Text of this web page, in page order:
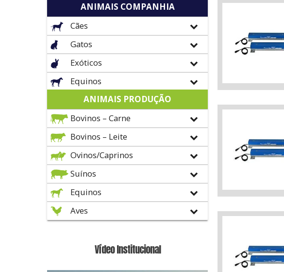
ANIMAIS COMPANHIA
Cães
Gatos
Exóticos
Equinos
ANIMAIS PRODUÇÃO
Bovinos – Carne
Bovinos – Leite
Ovinos/Caprinos
Suínos
Equinos
Aves
Vídeo Institucional